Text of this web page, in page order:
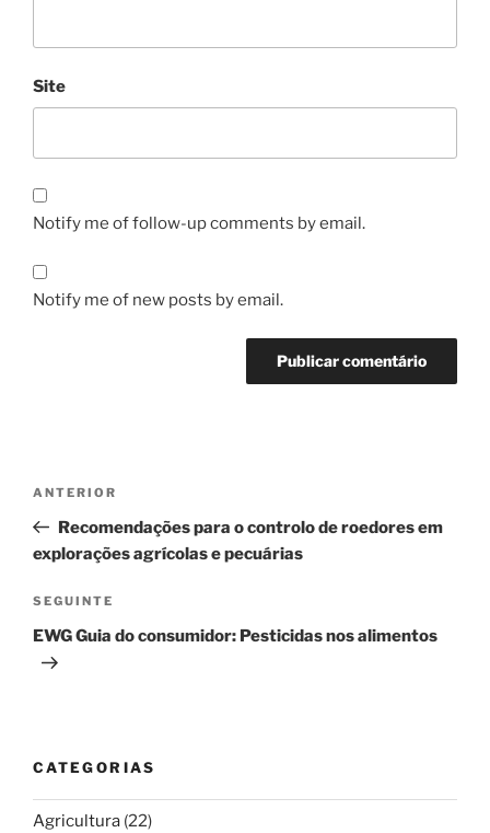
Site
Notify me of follow-up comments by email.
Notify me of new posts by email.
artigos
Conteúdo
anterior
ANTERIOR
Recomendações para o controlo de roedores em
explorações agrícolas e pecuárias
Conteúdo
seguinte
SEGUINTE
EWG Guia do consumidor: Pesticidas nos alimentos
CATEGORIAS
Agricultura (22)